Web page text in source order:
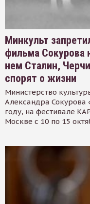
Минкульт
фильма Сокурова
нем Сталин,
спорят о жизни
Министерство
Александра Сокурова
году, на фестивале
Москве с 10 по 15